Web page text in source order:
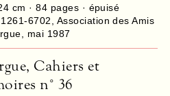
cm ·84 pages · épuisé
6702, Association des Amis
, mai 1987
Cahiers et
n° 36